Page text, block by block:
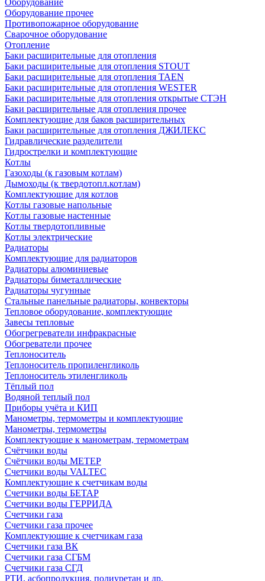
Оборудование
Оборудование прочее
Противопожарное оборудование
Сварочное оборудование
Отопление
Баки расширительные для отопления
Баки расширительные для отопления STOUT
Баки расширительные для отопления TAEN
Баки расширительные для отопления WESTER
Баки расширительные для отопления открытые СТЭН
Баки расширительные для отопления прочее
Комплектующие для баков расширительных
Баки расширительные для отопления ДЖИЛЕКС
Гидравлические разделители
Гидрострелки и комплектующие
Котлы
Газоходы (к газовым котлам)
Дымоходы (к твердотопл.котлам)
Комплектующие для котлов
Котлы газовые напольные
Котлы газовые настенные
Котлы твердотопливные
Котлы электрические
Радиаторы
Комплектующие для радиаторов
Радиаторы алюминиевые
Радиаторы биметаллические
Радиаторы чугунные
Стальные панельные радиаторы, конвекторы
Тепловое оборудование, комплектующие
Завесы тепловые
Обогрегреватели инфракрасные
Обогреватели прочее
Теплоноситель
Теплоноситель пропиленгликоль
Теплоноситель этиленгликоль
Тёплый пол
Водяной теплый пол
Приборы учёта и КИП
Манометры, термометры и комплектующие
Манометры, термометры
Комплектующие к манометрам, термометрам
Счётчики воды
Счётчики воды МЕТЕР
Счетчики воды VALTEC
Комплектующие к счетчикам воды
Счетчики воды БЕТАР
Счетчики воды ГЕРРИДА
Счетчики газа
Счетчики газа прочее
Комплектующие к счетчикам газа
Счетчики газа ВК
Счетчики газа СГБМ
Счетчики газа СГД
РТИ, асбопродукция, полиуретан и др.